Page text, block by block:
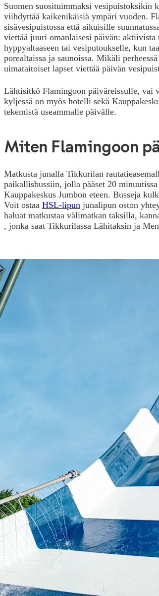
Suomen suosituimmaksi vesipuistoksikin
viihdyttää kaikenikäisiä ympäri vuoden.
sisävesipuistossa että aikuisille
viettää juuri omanlaisesi päivän: aktiivista
hyppyaltaaseen tai vesiputoukselle, kun
porealtaissa ja saunoissa. Mikäli
uimataitoiset lapset viettää päivän
Lähtisitkö Flamingoon päiväreissulle,
kyljessä on myös hotelli sekä
tekemistä useammalle päivälle.
Miten Flamingoon
Matkusta junalla Tikkurilan
paikallisbussiin, jolla pääset 20
Kauppakeskus Jumbon eteen. Busseja
Voit ostaa HSL-lipun junalipun oston
haluat matkustaa välimatkan taksilla,
, jonka saat Tikkurilassa Lähitaksin ja